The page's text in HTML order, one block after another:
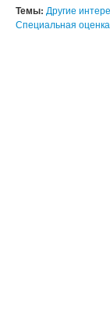
Темы: Другие
Специальная